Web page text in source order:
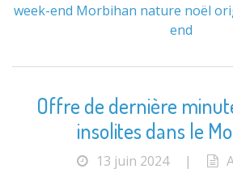
week-end Morbihan nature noël
end
Offre de dernière
insolites dans le
13 juin 2024 |